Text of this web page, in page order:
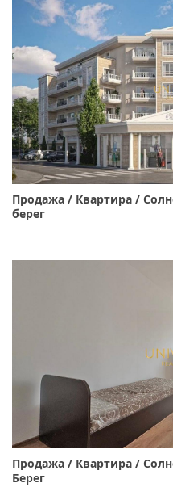
Продажа / Квартира /
берег
Продажа / Квартира /
Берег